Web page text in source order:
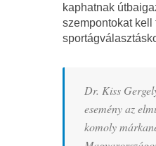
kaphatnak
szempontokat
Dr. Kiss
esemény az
komoly